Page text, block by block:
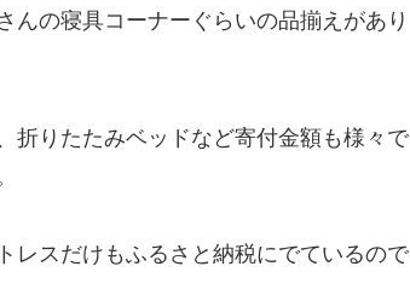
んの寝具コーナーぐらいの品揃えがあり
折りたたみベッドなど寄付金額も様々で
レスだけもふるさと納税にでているので